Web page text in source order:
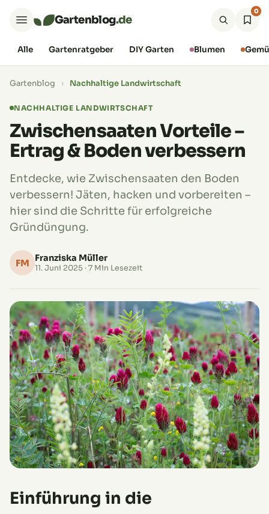
Gartenblog.de
0
Alle Gartenratgeber DIY Garten Blumen
Gartenblog › Nachhaltige Landwirtschaft
NACHHALTIGE LANDWIRTSCHAFT
Zwischensaaten Vorteile –
Ertrag & Boden verbessern
Entdecke, wie Zwischensaaten den Boden
verbessern! Jäten, hacken und vorbereiten –
hier sind die Schritte für erfolgreiche
Gründüngung.
FM Franziska Müller
11. Juni 2025 · 7 Min Lesezeit
Einführung in die